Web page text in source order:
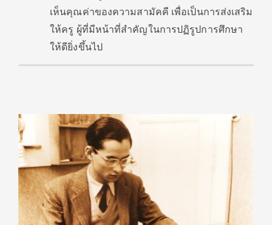
เห็นคุณค่าของความสามัคคี เพื่อเป็นการส่งเสริม
ให้ครู ผู้ที่มีหน้าที่สำคัญในการปฏิรูปการศึกษา
ให้ดียิ่งขึ้นไป